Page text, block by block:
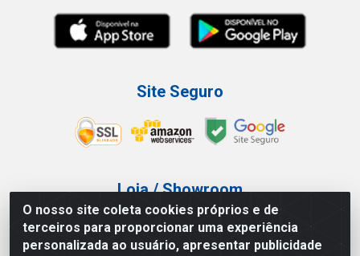
O nosso site coleta cookies próprios e de
terceiros para proporcionar uma experiência
personalizada ao usuário, apresentar publicidade
Site Seguro
Loja / Showroom
Tel.: (11) 3227-0546
Av Vautier, 587/597 - Pari - São Paulo/SP